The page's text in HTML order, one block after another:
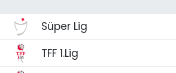
Süper Lig
TFF 1.Lig
Spor
Teknoloji
Teknoloji
Yaşam